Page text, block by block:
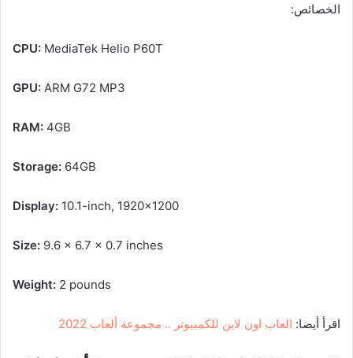
الخصائص:
CPU: MediaTek Helio P60T
GPU: ARM G72 MP3
RAM: 4GB
Storage: 64GB
Display: 10.1-inch, 1920×1200
Size: 9.6 x 6.7 x 0.7 inches
Weight: 2 pounds
اقرأ أيضا: العاب اون لاین للكمبیوتر .. مجموعة ألعاب 2022